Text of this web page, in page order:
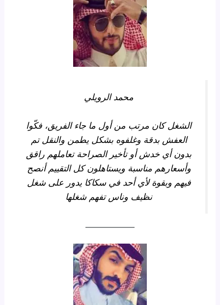
محمد الرويلي
الشغل كان مرتب من أول ما جاء الفريق، فكّوا
العفش بدقة وغلفوه بشكل يطمن والنقل تم
بدون أي خدش أو تأخير الصراحة تعاملهم راقق
وأسعارهم مناسبة ويستاهلون كل التقييم أنصح
فيهم وبقوة لأي أحد في سكاكا يدور على شغل
نظيف وناس تفهم شغلها